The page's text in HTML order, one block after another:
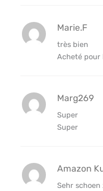
Marie.F
très bien
Acheté pour
Marg269
Super
Super
Amazon
Sehr